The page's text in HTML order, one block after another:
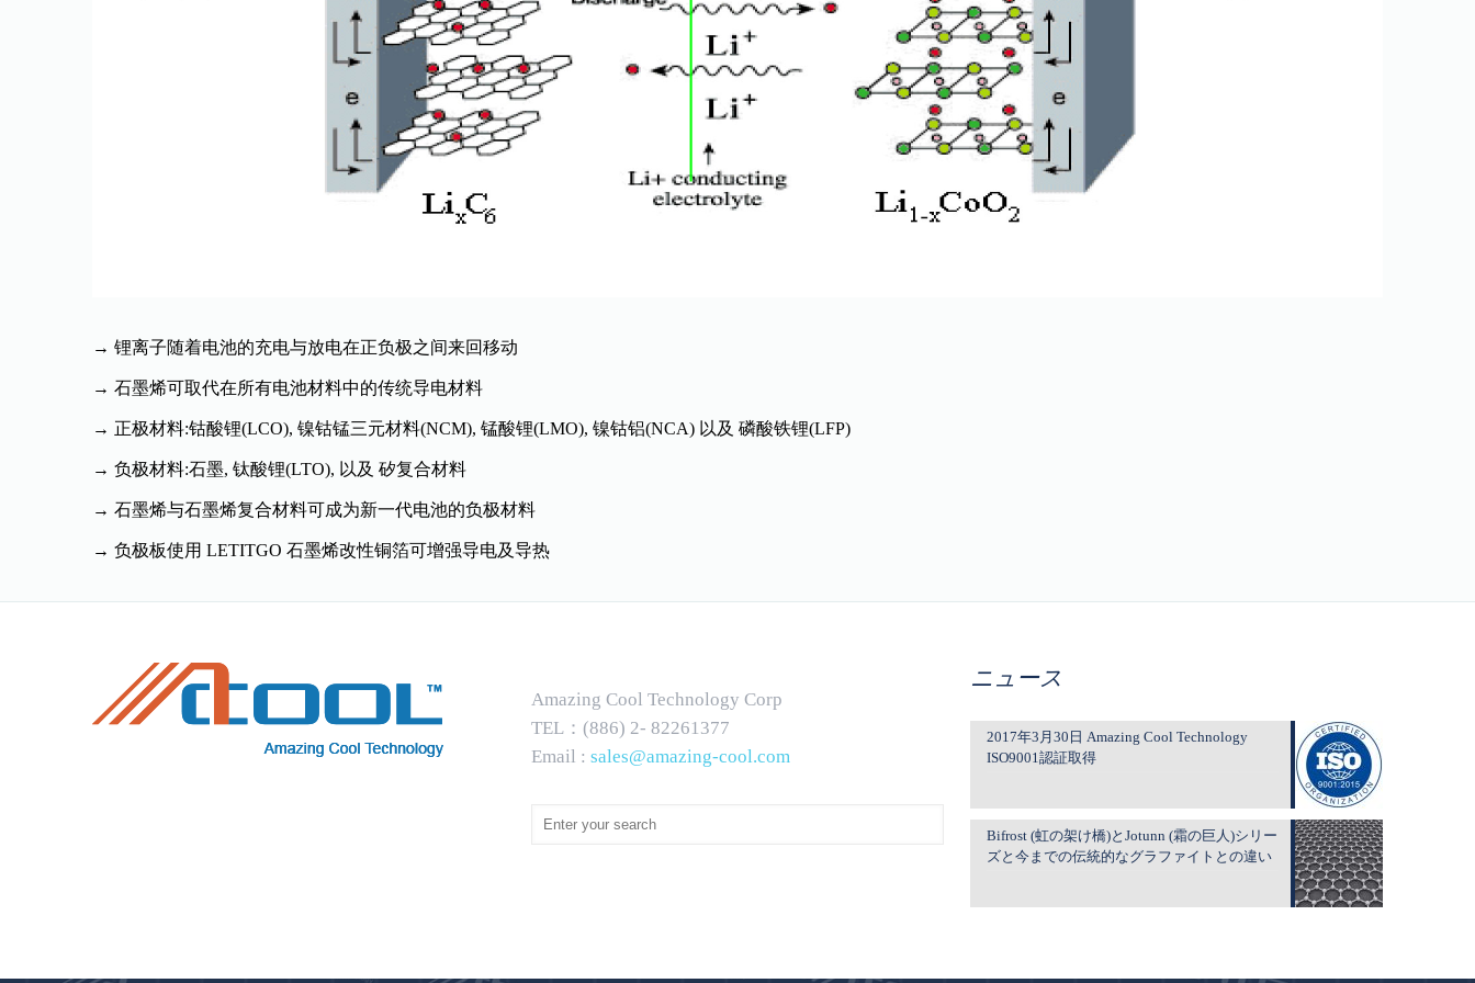
→ 锂离子随着电池的充电与放电在正负极之间来回移动
→ 石墨烯可取代在所有电池材料中的传统导电材料
→ 正极材料:钴酸锂(LCO), 镍钴锰三元材料(NCM), 锰酸锂(LMO), 镍钴铝(NCA) 以及 磷酸铁锂(LFP)
→ 负极材料:石墨, 钛酸锂(LTO), 以及 矽复合材料
→ 石墨烯与石墨烯复合材料可成为新一代电池的负极材料
→ 负极板使用 LETITGO 石墨烯改性铜箔可增强导电及导热
Amazing Cool Technology Corp
TEL：(886) 2- 82261377
Email : sales@amazing-cool.com
ニュース
2017年3月30日 Amazing Cool Technology
ISO9001認証取得
Bifrost (虹の架け橋)とJotunn (霜の巨人)シリー
ズと今までの伝統的なグラファイトとの違い